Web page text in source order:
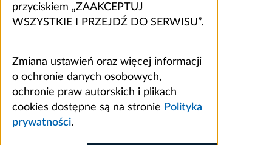
przyciskiem „ZAAKCEPTUJ
WSZYSTKIE I PRZEJDŹ DO SERWISU”.
Zmiana ustawień oraz więcej informacji
o ochronie danych osobowych,
ochronie praw autorskich i plikach
cookies dostępne są na stronie Polityka
prywatności.